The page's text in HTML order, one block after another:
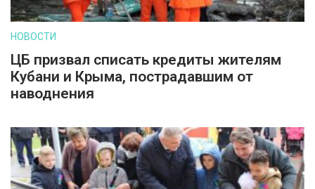
НОВОСТИ
ЦБ призвал списать кредиты жителям
Кубани и Крыма, пострадавшим от
наводнения